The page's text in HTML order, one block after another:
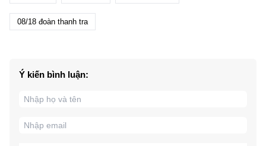
08/18 đoàn thanh tra
Ý kiến bình luận: